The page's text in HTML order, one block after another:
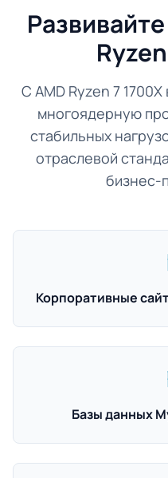
С AMD Ryzen 7
многоядерную
стабильных
отраслевой
бизнес-
Корпоративные
Базы данных